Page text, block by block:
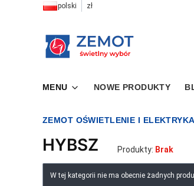
polski zł
MENU NOWE PRODUKTY
ZEMOT OŚWIETLENIE I ELEKTRYKA
HYBSZ Produkty: Brak
Lista produktów
W tej kategorii nie ma obecnie żadnych